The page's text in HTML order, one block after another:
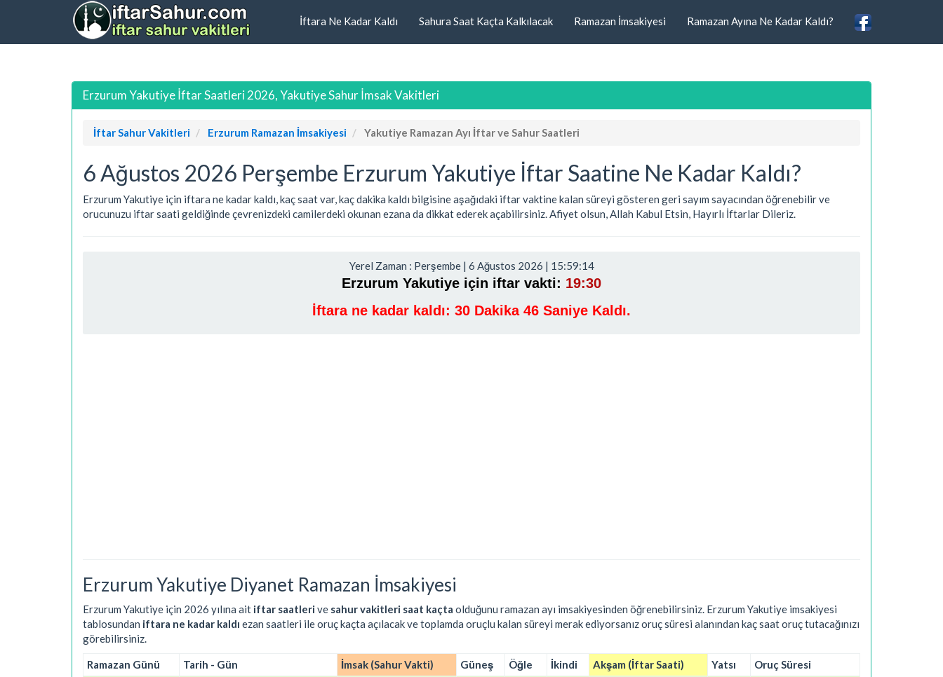
İftara Ne Kadar Kaldı Sahura Saat Kaçta Kalkılacak Ramazan İmsakiyesi Ramazan Ayına Ne Kadar Kaldı?
Erzurum Yakutiye İftar Saatleri 2026, Yakutiye Sahur İmsak Vakitleri
İftar Sahur Vakitleri Erzurum Ramazan İmsakiyesi Yakutiye Ramazan Ayı İftar ve Sahur Saatleri
6 Ağustos 2026 Perşembe Erzurum Yakutiye İftar Saatine Ne Kadar Kaldı?
Erzurum Yakutiye için iftara ne kadar kaldı, kaç saat var, kaç dakika kaldı bilgisine aşağıdaki iftar vaktine kalan süreyi gösteren geri sayım sayacından öğrenebilir ve
orucunuzu iftar saati geldiğinde çevrenizdeki camilerdeki okunan ezana da dikkat ederek açabilirsiniz. Afiyet olsun, Allah Kabul Etsin, Hayırlı İftarlar Dileriz.
Yerel Zaman : Perşembe | 6 Ağustos 2026 | 15:59:14
Erzurum Yakutiye için iftar vakti: 19:30
İftara ne kadar kaldı: 30 Dakika 46 Saniye Kaldı.
Erzurum Yakutiye Diyanet Ramazan İmsakiyesi
Erzurum Yakutiye için 2026 yılına ait iftar saatlerive sahur vakitleri saat kaçta olduğunu ramazan ayı imsakiyesinden öğrenebilirsiniz. Erzurum Yakutiye imsakiyesi
tablosundan iftara ne kadar kaldı ezan saatleri ile oruç kaçta açılacak ve toplamda oruçlu kalan süreyi merak ediyorsanız oruç süresi alanından kaç saat oruç tutacağınızı
görebilirsiniz.
Ramazan Günü Tarih - Gün İmsak (Sahur Vakti) Güneş Öğle İkindi Akşam (İftar Saati) Yatsı Oruç Süresi